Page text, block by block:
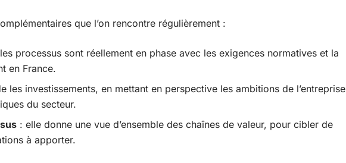
que l’on rencontre régulièrement :
processus sont réellement en phase avec les exigences normatives et la
en France.
les investissements, en mettant en perspective les ambitions de l’entreprise
du secteur.
: elle donne une vue d’ensemble des chaînes de valeur, pour cibler de
à apporter.